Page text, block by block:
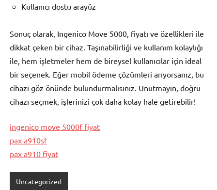
Kullanıcı dostu arayüz
Sonuç olarak, Ingenico Move 5000, fiyatı ve özellikleri ile
dikkat çeken bir cihaz. Taşınabilirliği ve kullanım kolaylığı
ile, hem işletmeler hem de bireysel kullanıcılar için ideal
bir seçenek. Eğer mobil ödeme çözümleri arıyorsanız, bu
cihazı göz önünde bulundurmalısınız. Unutmayın, doğru
cihazı seçmek, işlerinizi çok daha kolay hale getirebilir!
ingenico move 5000f fiyat
pax a910sf
pax a910 fiyat
Uncategorized